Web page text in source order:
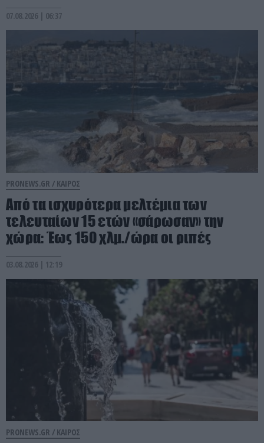
07.08.2026 | 06:37
PRONEWS.GR / ΚΑΙΡΟΣ
Από τα ισχυρότερα μελτέμια των
τελευταίων 15 ετών «σάρωσαν» την
χώρα: Έως 150 χλμ./ώρα οι ριπές
03.08.2026 | 12:19
PRONEWS.GR / ΚΑΙΡΟΣ